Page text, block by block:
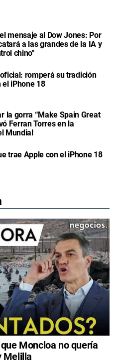
mensaje al Dow Jones: Por
a las grandes de la IA y
chino"
romperá su tradición
iPhone 18
la gorra “Make Spain Great
Ferran Torres en la
Mundial
trae Apple con el iPhone 18
Moncloa no quería
Melilla